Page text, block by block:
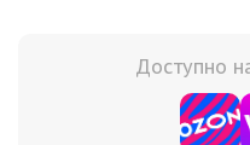
Доступно